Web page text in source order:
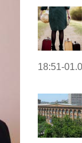
18:51-